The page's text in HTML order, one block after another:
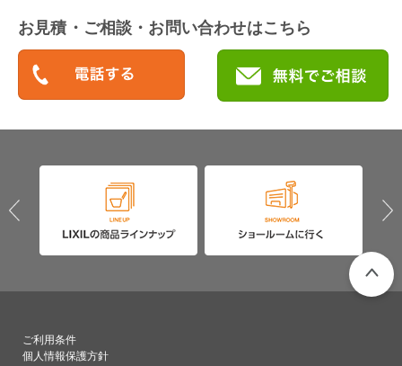
お見積・ご相談・お問い合わせはこちら
ご利用条件
個人情報保護方針